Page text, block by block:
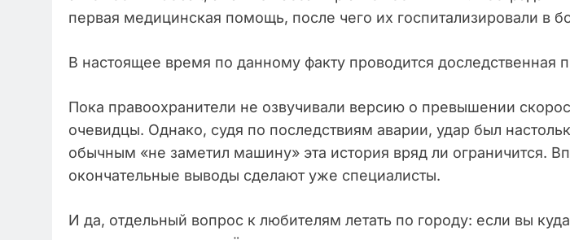
первая медицинская помощь, после чего их госпитализировали в
В настоящее время по данному факту проводится доследственная
Пока правоохранители не озвучивали версию о превышении
очевидцы. Однако, судя по последствиям аварии, удар был
обычным «не заметил машину» эта история вряд ли ограничится.
окончательные выводы сделают уже специалисты.
И да, отдельный вопрос к любителям летать по городу: если вы